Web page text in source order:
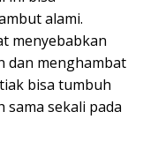
alami.
menyebabkan
dan menghambat
bisa tumbuh
sekali pada